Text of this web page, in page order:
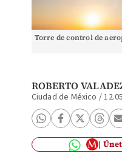
Torre de control de
ROBERTO
Ciudad de México /